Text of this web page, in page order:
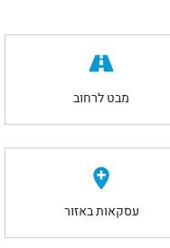
מבט לרחוב
עסקאות באזור